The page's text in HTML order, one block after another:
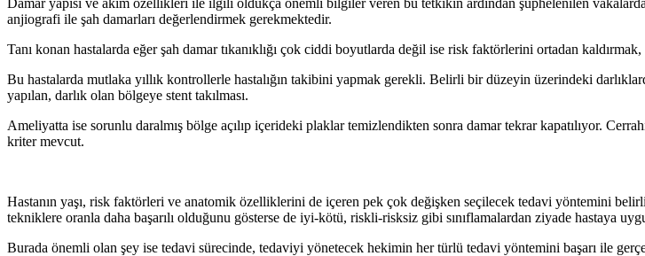
anjiografi ile şah damarları değerlendirmek gerekmektedir.
Tanı konan hastalarda eğer şah damar tıkanıklığı çok ciddi boyutlarda değil ise risk faktörlerini ortadan
Bu hastalarda mutlaka yıllık kontrollerle hastalığın takibini yapmak gerekli. Belirli bir düzeyin üzerindeki
yapılan, darlık olan bölgeye stent takılması.
Ameliyatta ise sorunlu daralmış bölge açılıp içerideki plaklar temizlendikten sonra damar tekrar kapatılıyor.
kriter mevcut.
Hastanın yaşı, risk faktörleri ve anatomik özelliklerini de içeren pek çok değişken seçilecek tedavi yöntemini
tekniklere oranla daha başarılı olduğunu gösterse de iyi-kötü, riskli-risksiz gibi sınıflamalardan ziyade hastaya
Burada önemli olan şey ise tedavi sürecinde, tedaviyi yönetecek hekimin her türlü tedavi yöntemini başarı ile